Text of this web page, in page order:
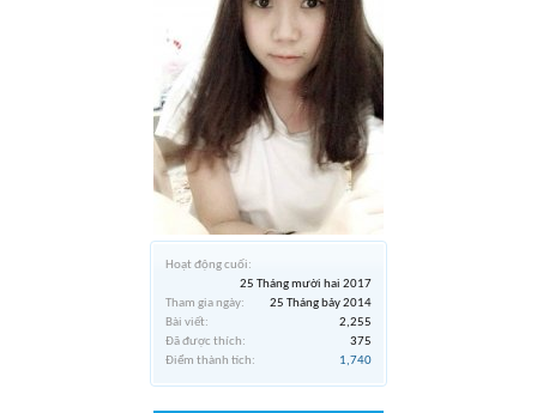
Hoạt động cuối:
25 Tháng mười hai 2017
Tham gia ngày:
25 Tháng bảy 2014
Bài viết:
2,255
Đã được thích:
375
Điểm thành tích:
1,740